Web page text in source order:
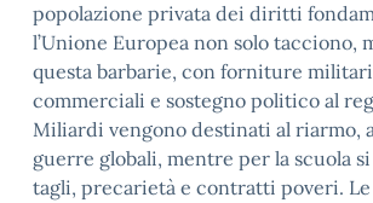
popolazione privata dei diritti
l’Unione Europea non solo tacciono,
questa barbarie, con forniture
commerciali e sostegno politico al
Miliardi vengono destinati al riarmo,
guerre globali, mentre per la scuola
tagli, precarietà e contratti poveri.